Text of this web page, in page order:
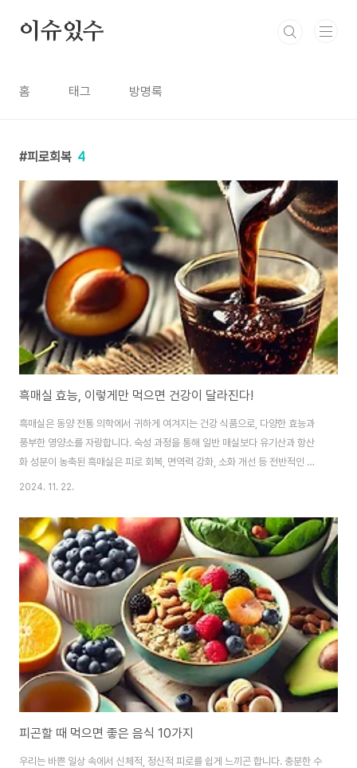
이슈있수
홈 태그 방명록
피로회복 4
흑매실 효능, 이렇게만 먹으면 건강이 달라진다!
흑매실은 동양 전통 의학에서 귀하게 여겨지는 건강 식품으로, 다양한 효능과
풍부한 영양소를 자랑합니다. 숙성 과정을 통해 일반 매실보다 유기산과 항산
화 성분이 농축된 흑매실은 피로 회복, 면역력 강화, 소화 개선 등 전반적인 건
강 증진에 탁월한 효과를 보입니다. 특히 현대인의 만성 피로, 스트레스, 노화
을 높이는 데 크게 기여합니다.흑매실의 기본 영양 성분흑매실에는 건강에 유
익한 다양한 성분이 함유되어 있어 일상적인 건강 관리에 이상적입니다.1. 유기
산유기산은 흑매실의 대표적인 성분으로, 구연산, 사과산, 주석산 등이 포함되
어 있습니다. 이는 체내 젖산을 분해하고 피로 물질을 제거하며, 에너지 대사를
활성화해 신체에 활력을 제공합..
2024. 11. 22.
피곤할 때 먹으면 좋은 음식 10가지
우리는 바쁜 일상 속에서 신체적, 정신적 피로를 쉽게 느끼곤 합니다. 충분한 수